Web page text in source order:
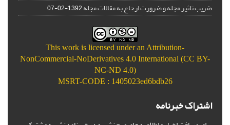
ضریب تاثیر مجله و ضرورت ارجاع به مقالات مجله1392-02-07
This work is licensed under an Attribution-
NonCommercial-NoDerivatives 4.0 International (CC BY-
NC-ND 4.0)
MSRT-CODE : 1405023ed6bdb26
اشتراک خبرنامه